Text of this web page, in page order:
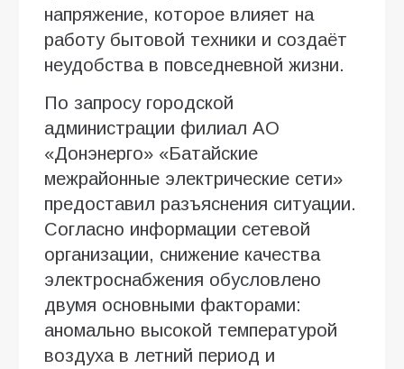
напряжение, которое влияет на
работу бытовой техники и создаёт
неудобства в повседневной жизни.
По запросу городской
администрации филиал АО
«Донэнерго» «Батайские
межрайонные электрические сети»
предоставил разъяснения ситуации.
Согласно информации сетевой
организации, снижение качества
электроснабжения обусловлено
двумя основными факторами:
аномально высокой температурой
воздуха в летний период и